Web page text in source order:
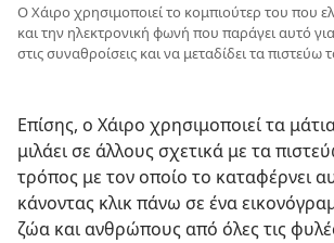
Ο Χάιρο χρησιμοποιεί το κομπιούτερ του που
και την ηλεκτρονική φωνή που παράγει αυτό
στις συναθροίσεις και να μεταδίδει τα πιστεύω
Επίσης, ο Χάιρο χρησιμοποιεί τα
μιλάει σε άλλους σχετικά με τα
τρόπος με τον οποίο το καταφέρνει
κάνοντας κλικ πάνω σε ένα
ζώα και ανθρώπους από όλες τις